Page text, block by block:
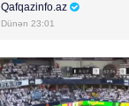
Qafqazinfo.az
Dünən 23:01